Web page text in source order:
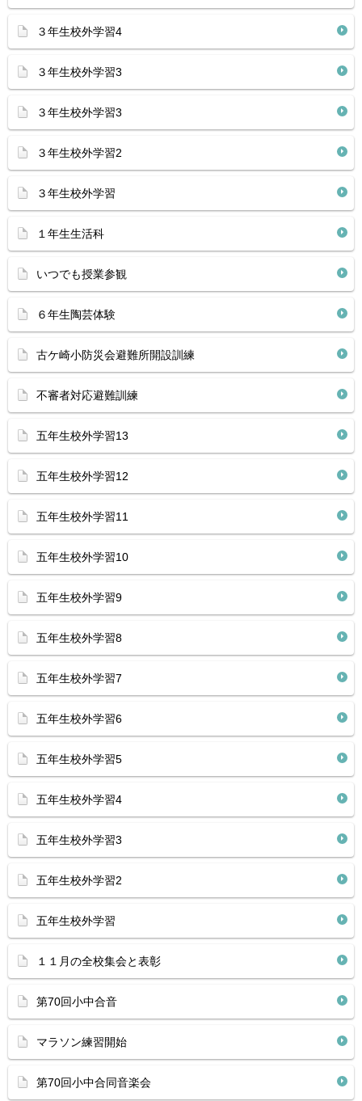
３年生校外学習4
３年生校外学習3
３年生校外学習3
３年生校外学習2
３年生校外学習
１年生生活科
いつでも授業参観
６年生陶芸体験
古ケ崎小防災会避難所開設訓練
不審者対応避難訓練
五年生校外学習13
五年生校外学習12
五年生校外学習11
五年生校外学習10
五年生校外学習9
五年生校外学習8
五年生校外学習7
五年生校外学習6
五年生校外学習5
五年生校外学習4
五年生校外学習3
五年生校外学習2
五年生校外学習
１１月の全校集会と表彰
第70回小中合音
マラソン練習開始
第70回小中合同音楽会